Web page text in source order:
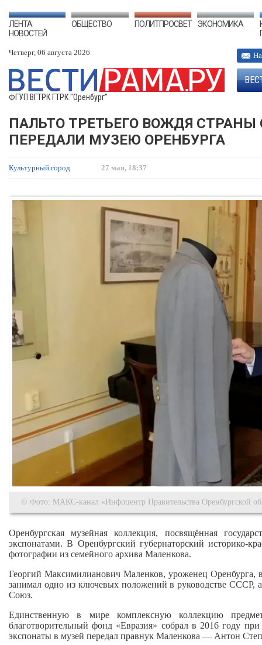
ЛЕНТА
НОВОСТЕЙ
ОБЩЕСТВО ПОЛИТПРОСВЕТ ЭКОНОМИКА
Четверг, 06 августа 2026
ФГУП ВГТРК ГТРК "Оренбург"
ПАЛЬТО ТРЕТЬЕГО ВОЖДЯ СТРАНЫ
ПЕРЕДАЛИ МУЗЕЮ ОРЕНБУРГА
Культурный город 27 мая, 18:37
© Фото: МАКС-канал «Инфоцентр Правительства Оренбургской
Оренбургская музейная коллекция, посвящённая
экспонатами. В Оренбургский губернаторский
фотографии из семейного архива Маленкова.
Георгий Максимилианович Маленков, уроженец Оренбурга,
занимал одно из ключевых положений в руководстве СССР,
Союз.
Единственную в мире комплексную коллекцию
благотворительный фонд «Евразия» собрал в 2016 году
экспонаты в музей передал правнук Маленкова — Антон